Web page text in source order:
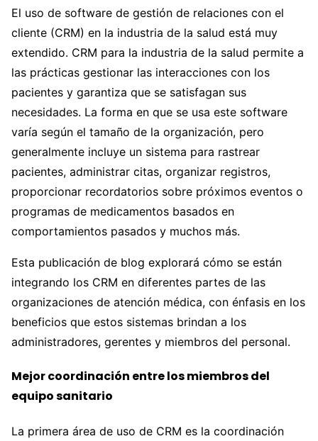
El uso de software de gestión de relaciones con el
cliente (CRM) en la industria de la salud está muy
extendido. CRM para la industria de la salud permite a
las prácticas gestionar las interacciones con los
pacientes y garantiza que se satisfagan sus
necesidades. La forma en que se usa este software
varía según el tamaño de la organización, pero
generalmente incluye un sistema para rastrear
pacientes, administrar citas, organizar registros,
proporcionar recordatorios sobre próximos eventos o
programas de medicamentos basados ​​en
comportamientos pasados ​​y muchos más.
Esta publicación de blog explorará cómo se están
integrando los CRM en diferentes partes de las
organizaciones de atención médica, con énfasis en los
beneficios que estos sistemas brindan a los
administradores, gerentes y miembros del personal.
Mejor coordinación entre los miembros del
equipo sanitario
La primera área de uso de CRM es la coordinación